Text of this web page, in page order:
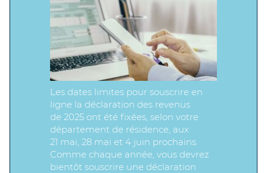
Les dates limites pour souscrire en
ligne la déclaration des revenus
de 2025 ont été fixées, selon votre
département de résidence, aux
21 mai, 28 mai et 4 juin prochains.
Comme chaque année, vous devrez
bientôt souscrire une déclaration